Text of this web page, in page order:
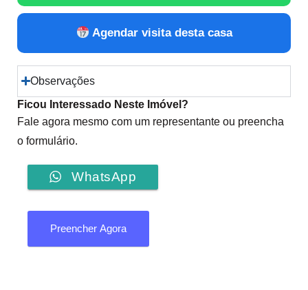
Agendar visita desta casa
Observações
Ficou Interessado Neste Imóvel?
Fale agora mesmo com um representante ou preencha
o formulário.
WhatsApp
Preencher Agora